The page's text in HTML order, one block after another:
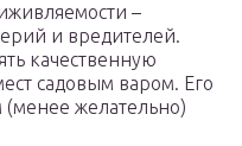
–
и вредителей.
качественную
садовым варом. Его
желательно)